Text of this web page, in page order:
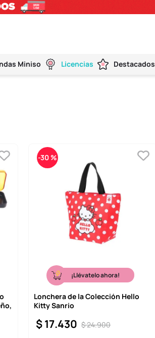
Miniso Licencias Destacados
-30 %
¡Llévatelo ahora!
Lonchera de la Colección Hello
Kitty Sanrio
$24.900
$17.430